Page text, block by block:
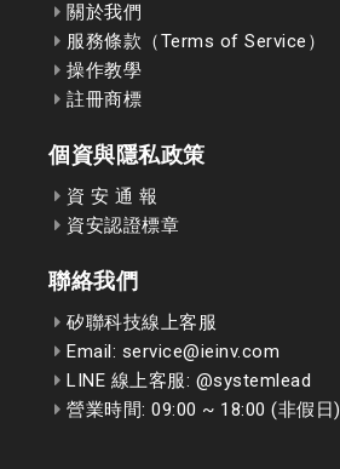
關於我們
服務條款（Terms of Service）
操作教學
註冊商標
個資與隱私政策
資 安 通 報
資安認證標章
聯絡我們
矽聯科技線上客服
Email: service@ieinv.com
LINE 線上客服: @systemlead
營業時間: 09:00 ~ 18:00 (非假日)